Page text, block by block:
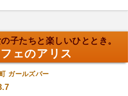
子たちと楽しいひととき。
ェのアリス
ガールズバー